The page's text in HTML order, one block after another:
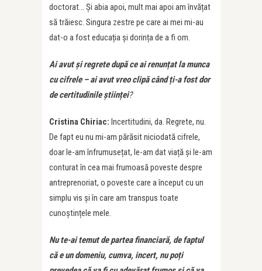
doctorat… Și abia apoi, mult mai apoi am învățat
să trăiesc. Singura zestre pe care ai mei mi-au
dat-o a fost educația și dorința de a fi om.
Ai avut și regrete după ce ai renunțat la munca
cu cifrele – ai avut vreo clipă cândți-a fost dor
de certitudinile științei?
Cristina Chiriac: Incertitudini, da. Regrete, nu.
De fapt eu nu mi-am părăsit niciodată cifrele,
doar le-am înfrumusețat, le-am dat viață și le-am
conturat în cea mai frumoasă poveste despre
antreprenoriat, o poveste care a început cu un
simplu vis și în care am transpus toate
cunoștințele mele.
Nu te-ai temut de partea financiară, de faptul
că e un domeniu, cumva, incert, nu poți